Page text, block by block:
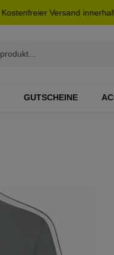
Kostenfreier Versand
GUTSCHEINE